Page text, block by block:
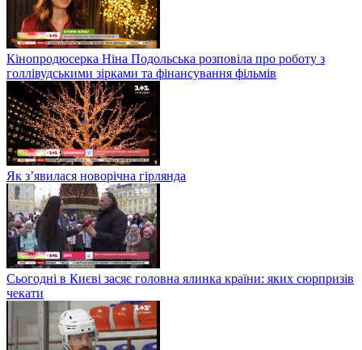
Кінопродюсерка Ніна Подольська розповіла про роботу з
голлівудськими зірками та фінансування фільмів
Як з’явилася новорічна гірлянда
Сьогодні в Києві засяє головна ялинка країни: яких сюрпризів
чекати